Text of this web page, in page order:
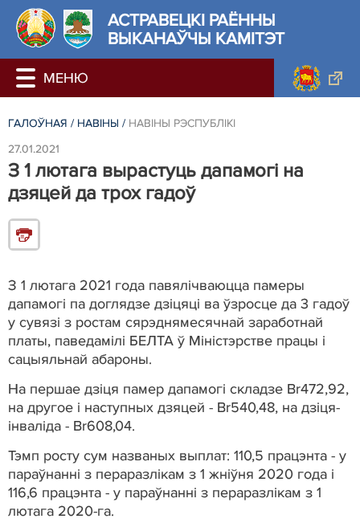
АСТРАВЕЦКІ РАЁННЫ
ВЫКАНАЎЧЫ КАМІТЭТ
ГАЛОЎНАЯ / НАВІНЫ / НАВІНЫ РЭСПУБЛІКІ
27.01.2021
З 1 лютага вырастуць дапамогі на
дзяцей да трох гадоў
З 1 лютага 2021 года павялічваюцца памеры
дапамогі па доглядзе дзіцяці ва ўзросце да 3 гадоў
у сувязі з ростам сярэднямесячнай заработнай
платы, паведамілі БЕЛТА ў Міністэрстве працы і
сацыяльнай абароны.
На першае дзіця памер дапамогі складзе Br472,92,
на другое і наступных дзяцей - Br540,48, на дзіця-
інваліда - Br608,04.
Тэмп росту сум названых выплат: 110,5 працэнта - у
параўнанні з пераразлікам з 1 жніўня 2020 года і
116,6 працэнта - у параўнанні з пераразлікам з 1
лютага 2020-га.